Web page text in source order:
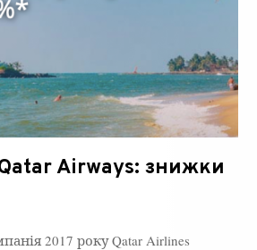
Airways: знижки
2017 року Qatar Airlines